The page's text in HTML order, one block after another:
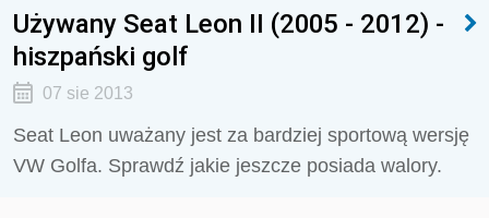
Używany Seat Leon II (2005 - 2012) -
hiszpański golf
07 sie 2013
Seat Leon uważany jest za bardziej sportową wersję
VW Golfa. Sprawdź jakie jeszcze posiada walory.